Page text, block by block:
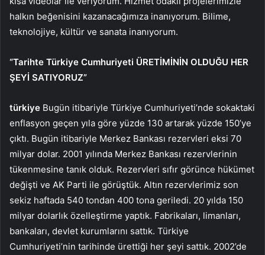
halkın beğenisini kazanacağımıza inanıyorum. Bilime,
teknolojiye, kültür ve sanata inanıyorum.
“Tarihte Türkiye Cumhuriyeti ÜRETİMİNİN OLDUĞU HER
ŞEYİ SATIYORUZ”
türkiye Bugün itibariyle Türkiye Cumhuriyeti’nde sokaktaki
enflasyon geçen yıla göre yüzde 130 artarak yüzde 150’ye
çıktı. Bugün itibariyle Merkez Bankası rezervleri eksi 70
milyar dolar. 2001 yılında Merkez Bankası rezervlerinin
tükenmesine tanık olduk. Rezervleri sıfır görünce hükümet
değişti ve AK Parti ile görüştük. Altın rezervlerimiz son
sekiz haftada 540 tondan 400 tona geriledi. 20 yılda 150
milyar dolarlık özelleştirme yaptık. Fabrikaları, limanları,
bankaları, devlet kurumlarını sattık. Türkiye
Cumhuriyeti’nin tarihinde ürettiği her şeyi sattık. 2002’de